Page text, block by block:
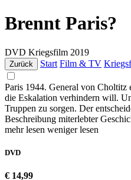
Brennt Paris?
DVD Kriegsfilm 2019
Zurück Start Film & TV
Paris 1944. General von
die Eskalation verhindern will.
Truppen zu sorgen. Der
Beschreibung miterlebter
mehr lesen weniger lesen
DVD
€ 14,99